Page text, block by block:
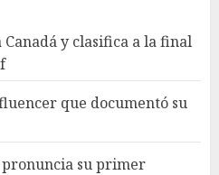
y clasifica a la final
que documentó su
su primer
victoria 3-1 de
Femenil sobre Cruz
en Jornada 2
8, 2026